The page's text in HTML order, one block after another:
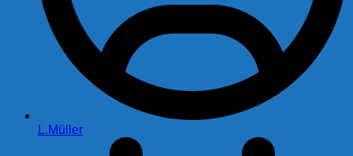
L.Müller